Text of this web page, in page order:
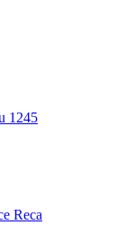
1245
Reca